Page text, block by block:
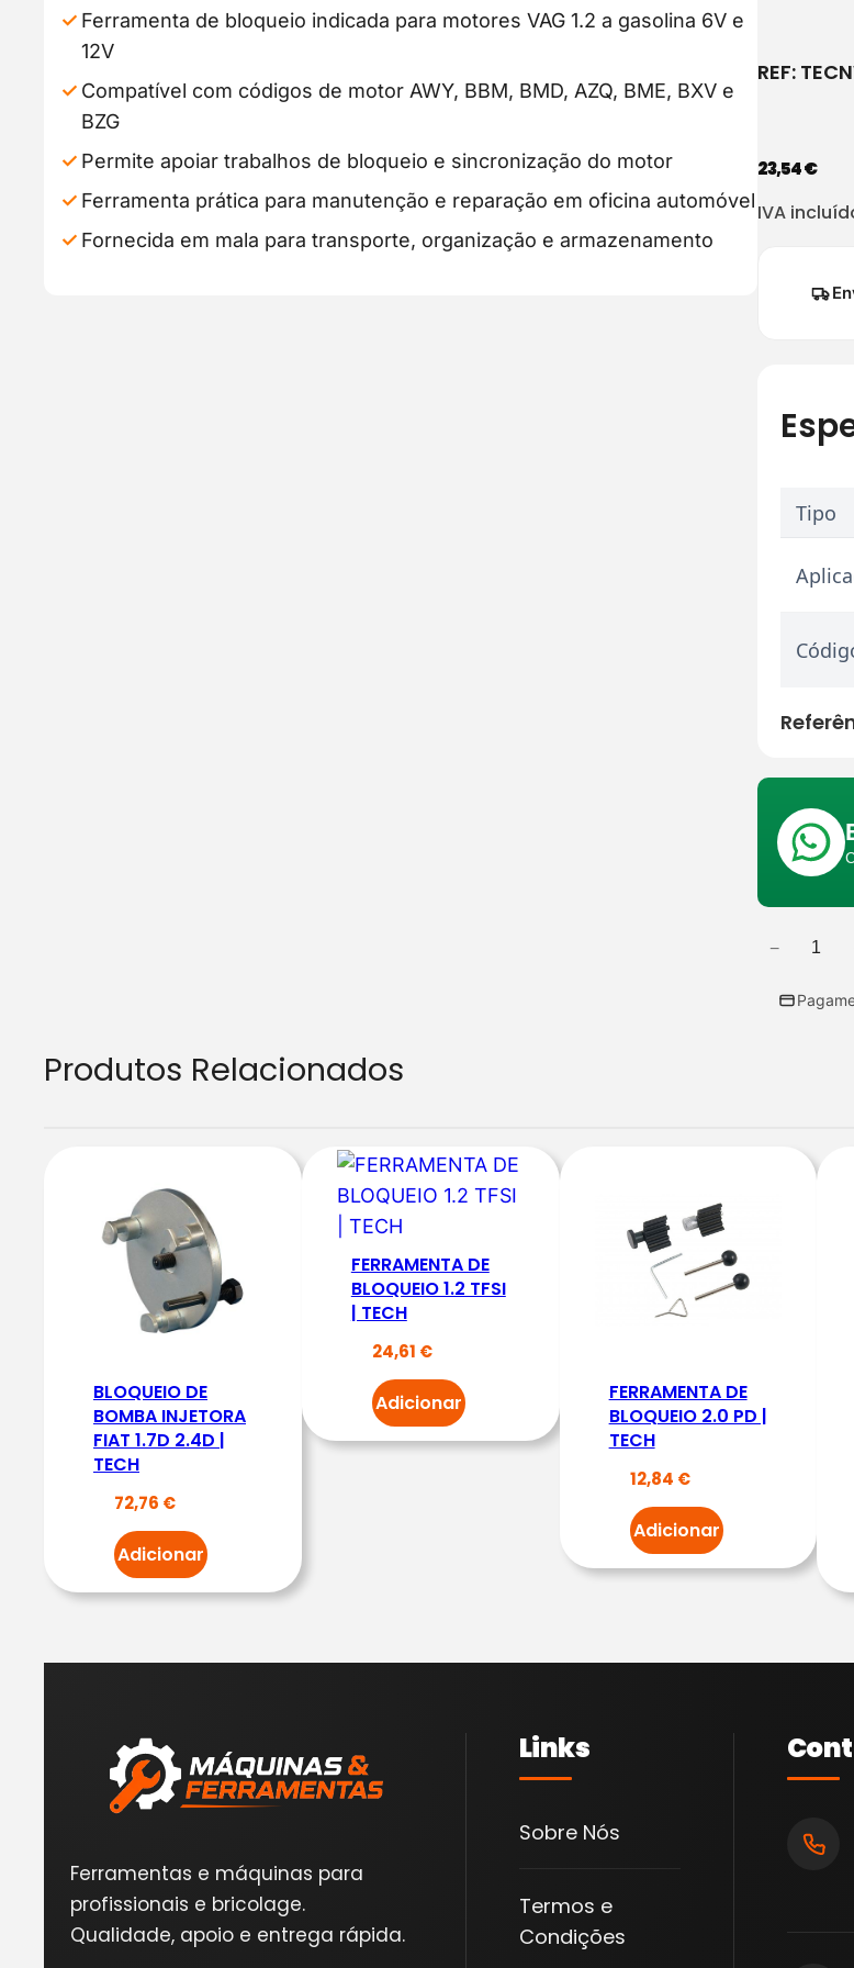
Ferramenta de bloqueio indicada para motores VAG 1.2 a gasolina 6V e
12V
Compatível com códigos de motor AWY, BBM, BMD, AZQ, BME, BXV e
BZG
Permite apoiar trabalhos de bloqueio e sincronização do motor
Ferramenta prática para manutenção e reparação em oficina automóvel
Fornecida em mala para transporte, organização e armazenamento
REF:
23,54€
IVA
Tipo
Q
R
T
E
−
Produtos Relacionados
BLOQUEIO DE
BOMBA INJETORA
FIAT 1.7D 2.4D |
TECH
72,76 €
Adicionar
FERRAMENTA DE
BLOQUEIO 1.2 TFSI
| TECH
24,61 €
Adicionar
FERRAMENTA DE
BLOQUEIO 2.0 PD |
TECH
12,84 €
Adicionar
Ferramentas e máquinas para
profissionais e bricolage.
Qualidade, apoio e entrega rápida.
Links
Sobre Nós
Termos e
Condições